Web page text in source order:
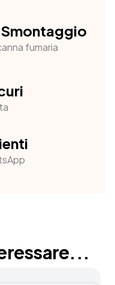
fumaria